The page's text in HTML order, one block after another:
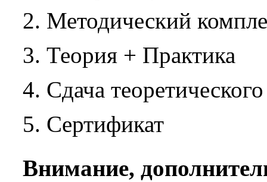
Методический
Теория + Практика
Сдача
Сертификат
Внимание,